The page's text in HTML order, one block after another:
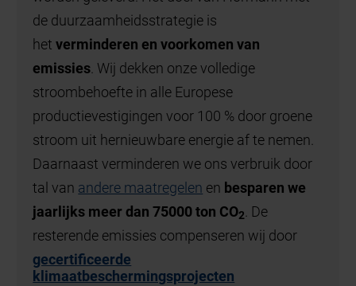
de duurzaamheidsstrategie is
het verminderen en voorkomen van
emissies . Wij dekken onze volledige
stroombehoefte in alle Europese
productievestigingen voor 100 % door groene
stroom uit hernieuwbare energie af te nemen.
Daarnaast verminderen we ons verbruik door
tal van andere maatregelen en besparen we
jaarlijks meer dan 75000 ton CO2
. De
resterende emissies compenseren wij door
gecertificeerde
klimaatbeschermingsprojecten